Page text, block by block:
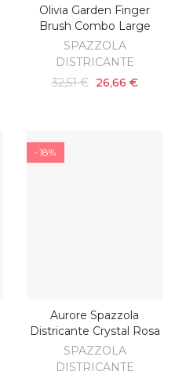
AGGIUNGI AL CARRELLO
Olivia Garden Finger
Brush Combo Large
SPAZZOLA
DISTRICANTE
32,51 € 26,66 €
-18%
AGGIUNGI AL CARRELLO
Aurore Spazzola
Districante Crystal Rosa
SPAZZOLA
DISTRICANTE